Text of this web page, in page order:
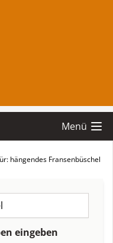
Menü
hängendes Fransenbüschel
eingeben